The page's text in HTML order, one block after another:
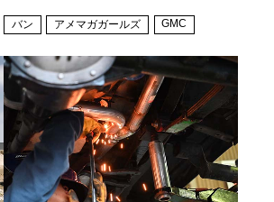
バン アメマガガールズ GMC